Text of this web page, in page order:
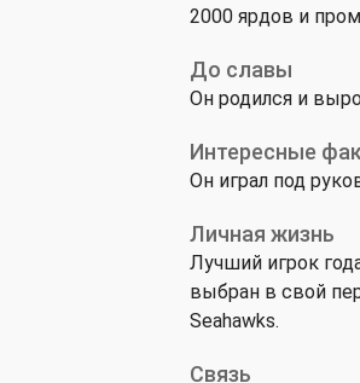
2000 ярдов и
До славы
Он родился и
Интересные
Он играл под
Личная жизнь
Лучший игрок
выбран в свой
Seahawks.
Связь